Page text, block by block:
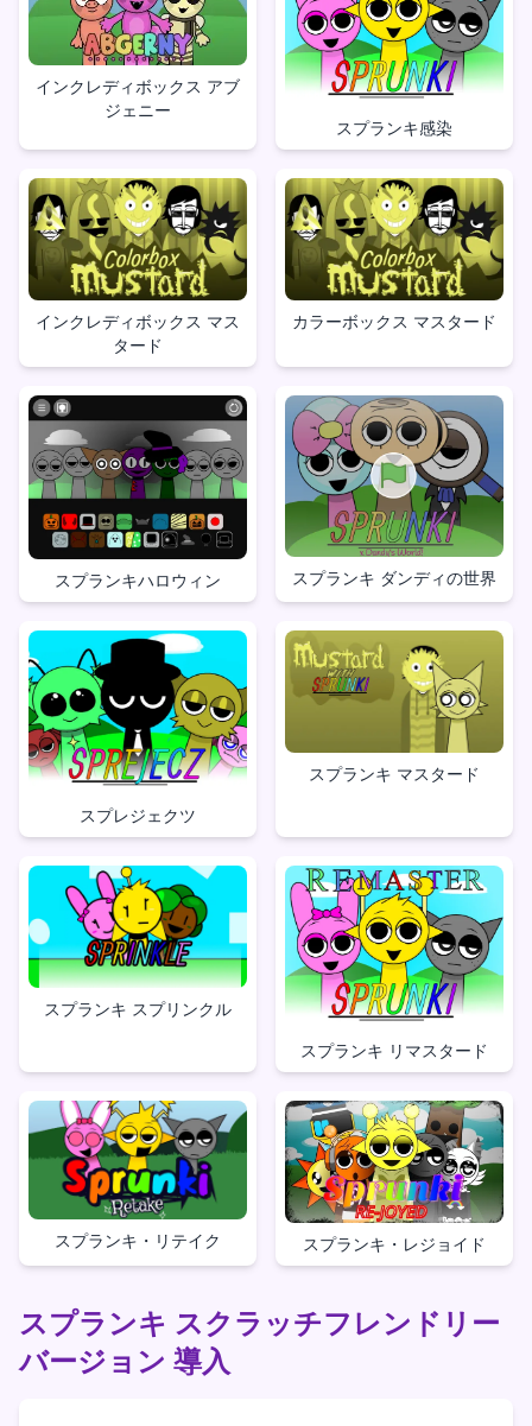
インクレディボックス アブ
ジェニー
スプランキ感染
インクレディボックス マス
タード
カラーボックス マスタード
スプランキハロウィン スプランキ ダンディの世界
スプレジェクツ
スプランキ マスタード
スプランキ スプリンクル
スプランキ リマスタード
スプランキ・リテイク スプランキ・レジョイド
スプランキ スクラッチフレンドリー
バージョン 導入